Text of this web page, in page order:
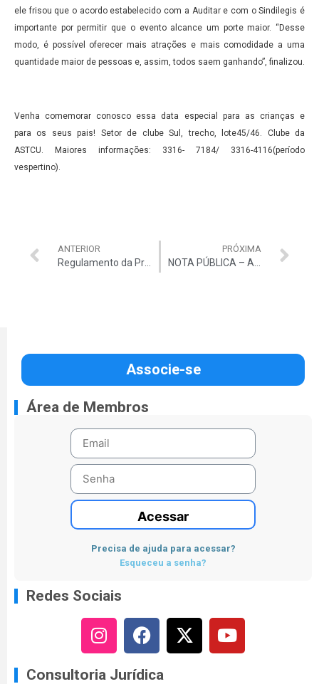
ele frisou que o acordo estabelecido com a Auditar e com o Sindilegis é
importante por permitir que o evento alcance um porte maior. “Desse
modo, é possível oferecer mais atrações e mais comodidade a uma
quantidade maior de pessoas e, assim, todos saem ganhando”, finalizou.
Venha comemorar conosco essa data especial para as crianças e
para os seus pais! Setor de clube Sul, trecho, lote45/46. Clube da
ASTCU.
Maiores informações: 3316- 7184/ 3316-4116(período
vespertino).
ANTERIOR
Regulamento da Promoção
PRÓXIMA
NOTA PÚBLICA – Auditores do TCU contra a extinção da CGU
Associe-se
Área de Membros
Acessar
Precisa de ajuda para acessar?
Esqueceu a senha?
Redes Sociais
Consultoria Jurídica